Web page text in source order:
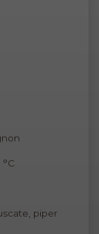
°C
piper